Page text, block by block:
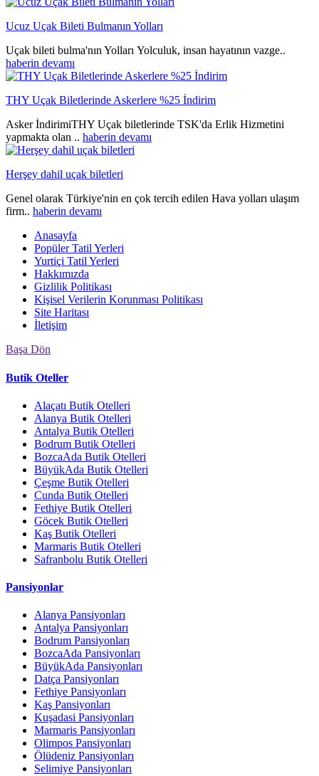
Ucuz Uçak Bileti Bulmanın Yolları
Uçak bileti bulma'nın Yolları Yolculuk, insan hayatının vazge..
haberin devamı
THY Uçak Biletlerinde Askerlere %25 İndirim
Asker İndirimiTHY Uçak biletlerinde TSK'da Erlik Hizmetini
yapmakta olan .. haberin devamı
Herşey dahil uçak biletleri
Genel olarak Türkiye'nin en çok tercih edilen Hava yolları ulaşım
firm.. haberin devamı
Anasayfa
Popüler Tatil Yerleri
Yurtiçi Tatil Yerleri
Hakkımızda
Gizlilik Politikası
Kişisel Verilerin Korunması Politikası
Site Haritası
İletişim
Başa Dön
Butik Oteller
Alaçatı Butik Otelleri
Alanya Butik Otelleri
Antalya Butik Otelleri
Bodrum Butik Otelleri
BozcaAda Butik Otelleri
BüyükAda Butik Otelleri
Çeşme Butik Otelleri
Cunda Butik Otelleri
Fethiye Butik Otelleri
Göcek Butik Otelleri
Kaş Butik Otelleri
Marmaris Butik Otelleri
Safranbolu Butik Otelleri
Pansiyonlar
Alanya Pansiyonları
Antalya Pansiyonları
Bodrum Pansiyonları
BozcaAda Pansiyonları
BüyükAda Pansiyonları
Datça Pansiyonları
Fethiye Pansiyonları
Kaş Pansiyonları
Kuşadasi Pansiyonları
Marmaris Pansiyonları
Olimpos Pansiyonları
Ölüdeniz Pansiyonları
Selimiye Pansiyonları